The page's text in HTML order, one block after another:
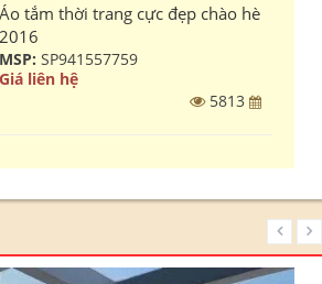
Áo tắm thời trang cực đẹp chào hè
2016
MSP: SP941557759
Giá liên hệ
5813